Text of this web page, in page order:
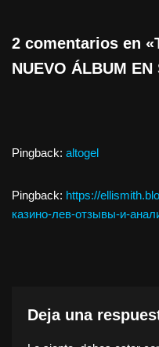
2 comentarios en
NUEVO ÁLBUM EN
Pingback: altogel
Pingback: https://
казино-лев-отзывы-и-
Deja una